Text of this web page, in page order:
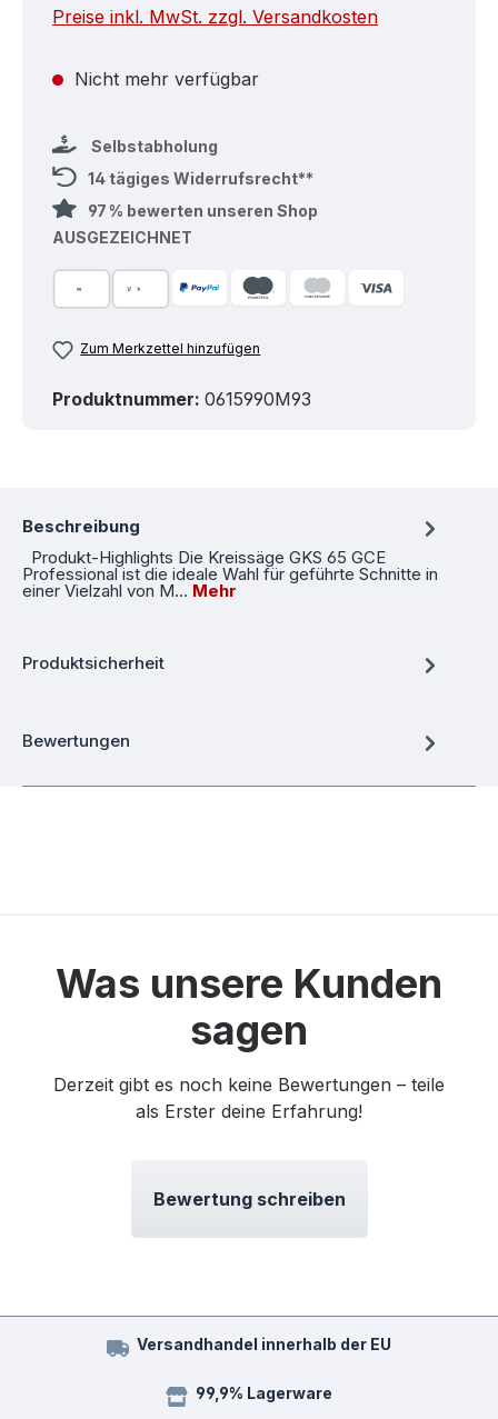
Preise inkl. MwSt. zzgl. Versandkosten
Nicht mehr verfügbar
Selbstabholung
14 tägiges Widerrufsrecht**
97 % bewerten unseren Shop
AUSGEZEICHNET
Zum Merkzettel hinzufügen
Produktnummer: 0615990M93
Beschreibung
Produkt-Highlights Die Kreissäge GKS 65 GCE
Professional ist die ideale Wahl für geführte Schnitte in
einer Vielzahl von M… Mehr
Produktsicherheit
Bewertungen
Was unsere Kunden
sagen
Derzeit gibt es noch keine Bewertungen – teile
als Erster deine Erfahrung!
Bewertung schreiben
Versandhandel innerhalb der EU
99,9% Lagerware